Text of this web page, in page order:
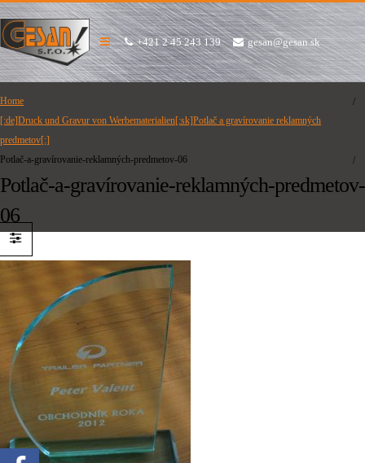
+421 2 45 243 139 gesan@gesan.sk
Home
[:de]Druck und Gravur von Werbematerialien[:sk]Potlač a gravírovanie reklamných
predmetov[:]
Potlač-a-gravírovanie-reklamných-predmetov-06
Potlač-a-gravírovanie-reklamných-predmetov-
06